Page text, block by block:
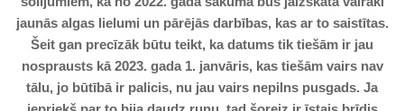
jaunās algas lielumi un pārējās darbības, kas ar to saistītas.
Šeit gan precīzāk būtu teikt, ka datums tik tiešām ir jau
nosprausts kā 2023. gada 1. janvāris, kas tiešām vairs nav
tālu, jo būtībā ir palicis, nu jau vairs nepilns pusgads. Ja